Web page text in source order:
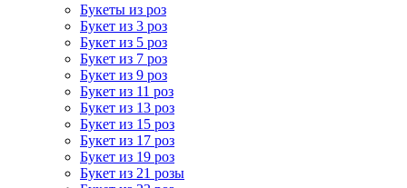
Букеты из роз
Букет из 3 роз
Букет из 5 роз
Букет из 7 роз
Букет из 9 роз
Букет из 11 роз
Букет из 13 роз
Букет из 15 роз
Букет из 17 роз
Букет из 19 роз
Букет из 21 розы